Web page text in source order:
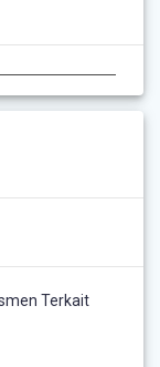
Terkait